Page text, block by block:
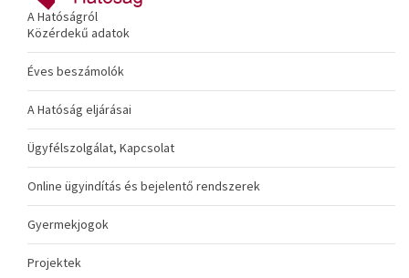
A Hatóságról
Közérdekű adatok
Éves beszámolók
A Hatóság eljárásai
Ügyfélszolgálat, Kapcsolat
Online ügyindítás és bejelentő rendszerek
Gyermekjogok
Projektek